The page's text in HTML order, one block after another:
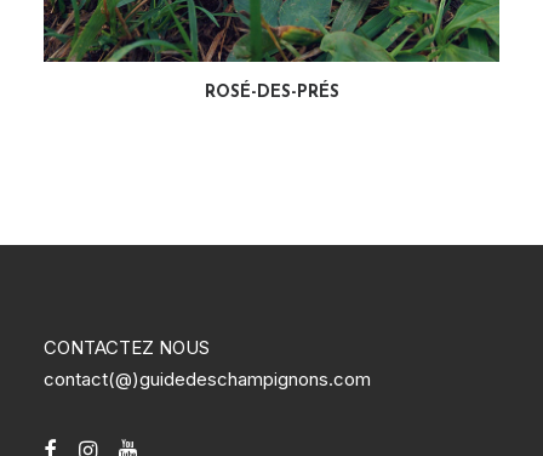
LIRE LA SUITE
ROSÉ-DES-PRÉS
CONTACTEZ NOUS
contact(@)guidedeschampignons.com